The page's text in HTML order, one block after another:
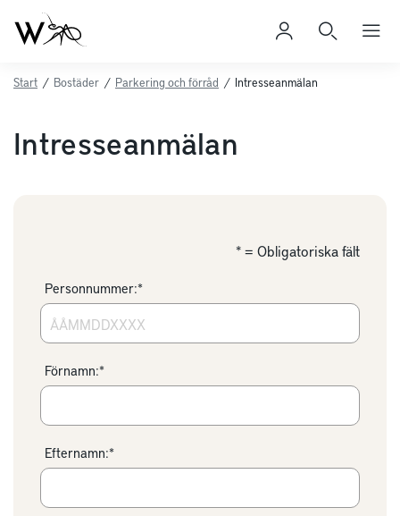
Start / Bostäder / Parkering och förråd / Intresseanmälan
Intresseanmälan
* = Obligatoriska fält
Personnummer:*
Förnamn:*
Efternamn:*